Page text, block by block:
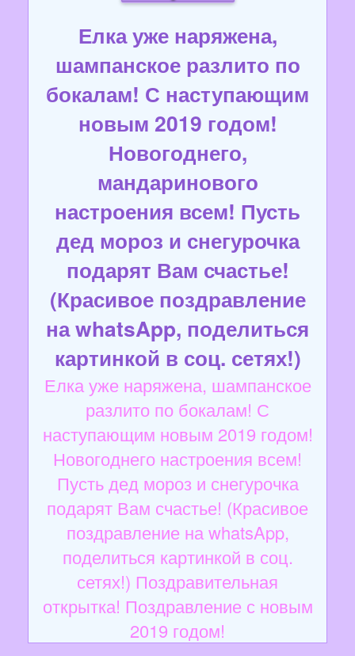
Елка уже наряжена,
шампанское разлито по
бокалам! С наступающим
новым 2019 годом!
Новогоднего,
мандаринового
настроения всем! Пусть
дед мороз и снегурочка
подарят Вам счастье!
(Красивое поздравление
на whatsApp, поделиться
картинкой в соц. сетях!)
Елка уже наряжена, шампанское
разлито по бокалам! С
наступающим новым 2019 годом!
Новогоднего настроения всем!
Пусть дед мороз и снегурочка
подарят Вам счастье! (Красивое
поздравление на whatsApp,
поделиться картинкой в соц.
сетях!) Поздравительная
открытка! Поздравление с новым
2019 годом!